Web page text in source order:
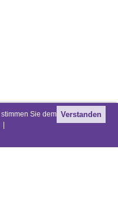
Sie dem
|
Verstanden